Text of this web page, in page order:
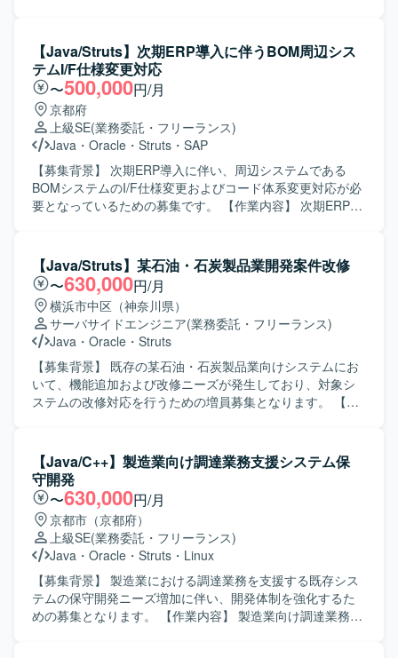
ただきます。要件定義から製造、テストまで一連の工程を
担当していただきます。 【求める人物像】 既存資料やソー
スコードから主体的に調査し、不明点は周囲に質問するな
ど自ら進んで確認ができる方を求めています。コミュニケ
ーションを円滑に行いながら業務を遂行できる方を歓迎い
たします。 【ポジションの魅力】 ERP導入に伴う周辺シス
テム改修に上流工程から関わることができ、要件定義から
テストまで一貫して携わることで、業務理解とシステム全
体の構造理解を深められます。BOMやERP連携の知見を高
めることができます。 【開発環境】 Java（Struts）、
【Java/Struts】次期ERP導入に伴うBOM周辺シス
テムI/F仕様変更対応
〜500,000円/月
京都府
上級SE(業務委託・フリーランス)
Java ・ Oracle ・ Struts ・ SAP
【募集背景】 次期ERP導入に伴い、周辺システムである
BOMシステムのI/F仕様変更およびコード体系変更対応が必
要となっているための募集です。 【作業内容】 次期ERP導
し、既存システムのコード体系変更を含む改修方針の検
討・整理を行います。そのうえで、要件定義から製造、テ
ストまで一連の工程を担当していただきます。 【求める人
物像】 既存資料やソースコードから主体的に調査を行い、
不明点を周囲へ確認しながら進められる方を求めていま
す。また、コミュニケーションが円滑で、チームと協調し
て業務を進められる方を歓迎いたします。 【ポジションの
魅力】 ERP導入という全社的な取り組みにおいて、周辺シ
ステムの改修方針策定から実装・テストまで一貫して携わ
の知見を深められる環境です。 【開発環境】
Java（Struts）、Oracleを用いた既存BOM周辺システムの
開発環境となります。
【Java/Struts】某石油・石炭製品業開発案件改修
〜630,000円/月
横浜市中区（神奈川県）
サーバサイドエンジニア(業務委託・フリーランス)
Java ・ Oracle ・ Struts
【募集背景】 既存の某石油・石炭製品業向けシステムにお
いて、機能追加および改修ニーズが発生しており、対象シ
ステムの改修対応を行うための増員募集となります。 【作
す。Java／Struts／JSP／JavaScript／SVF／Oracleを用い
た設計、実装、単体テストからシステムテストまでの一連
の工程をご対応いただきます。既存仕様の把握や既存コー
ドの解析、帳票周りの修正・追加開発なども含まれます。
【求める人物像】 自走して設計からテストまで対応できる
方を求めております。既存システムの仕様を理解しながら
粘り強く改修を進められる方や、関係者と円滑にコミュニ
ケーションを取りながら業務を進められる方にマッチする
ポジションです。 【ポジションの魅力】 基幹系に近い業務
システムの改修案件であり、画面および帳票開発を通じて
【Java/C++】製造業向け調達業務支援システム保
守開発
〜630,000円/月
京都市（京都府）
上級SE(業務委託・フリーランス)
Java ・ Oracle ・ Struts ・ Linux
【募集背景】 製造業における調達業務を支援する既存シス
テムの保守開発ニーズ増加に伴い、開発体制を強化するた
めの募集となります。 【作業内容】 製造業向け調達業務支